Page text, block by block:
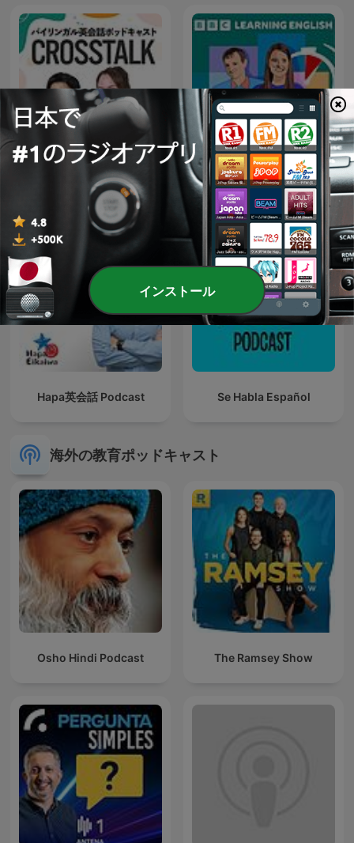
CROSSTALK 英会話 6 Minute English
Hapa英会話 Podcast Se Habla Español
海外の教育ポッドキャスト
Osho Hindi Podcast The Ramsey Show
インストール